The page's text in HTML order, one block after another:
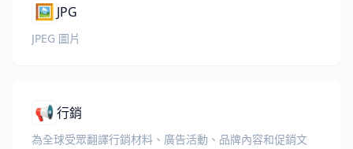
🖼️ JPG
JPEG 圖片
📢行銷
為全球受眾翻譯行銷材料、廣告活動、品牌內容和促銷文